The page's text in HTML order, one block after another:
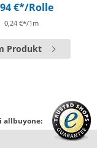
€*/Rolle
0,24 €*/1m
Produkt
allbuyone: